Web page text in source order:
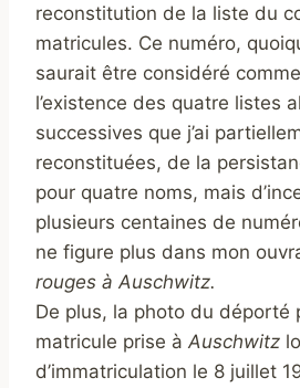
reconstitution de la liste du
matricules. Ce numéro,
saurait être considéré
l’existence des quatre listes
successives que j’ai
reconstituées, de la
pour quatre noms, mais
plusieurs centaines de
ne figure plus dans mon
rouges à Auschwitz.
De plus, la photo du déporté
matricule prise à Auschwitz
d’immatriculation le 8 juillet